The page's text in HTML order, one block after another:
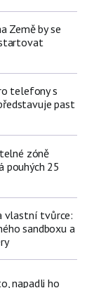
Země by se
telefony s
past
zóně
pouhých 25
vlastní tvůrce:
sandboxu a
napadli ho